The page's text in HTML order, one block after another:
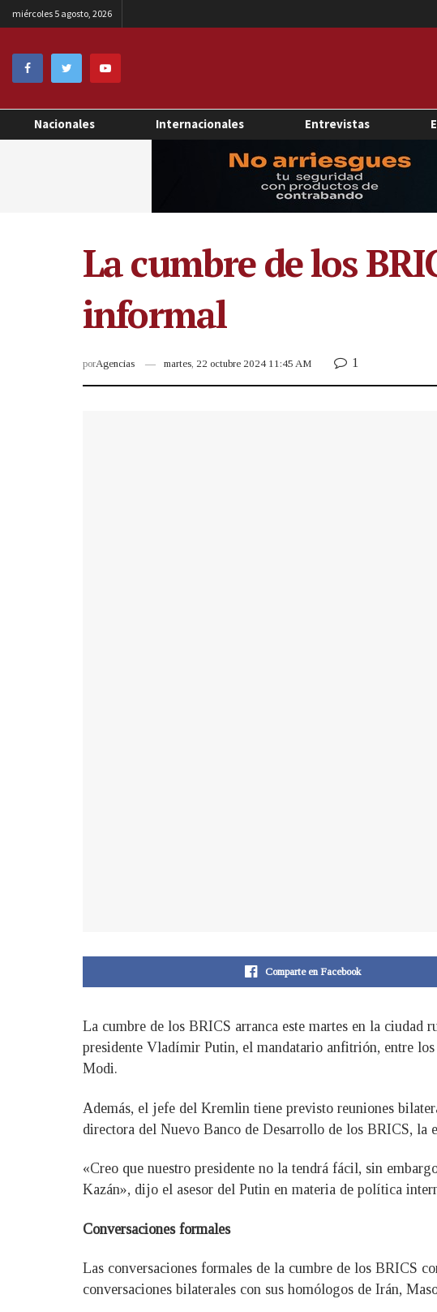
miércoles 5 agosto, 2026
Nacionales Internacionales Entrevistas
La cumbre de los
informal
porAgencias martes, 22 octubre 2024 11:45 AM 1
Comparte en Facebook
La cumbre de los BRICS arranca este martes en la ciudad
presidente Vladímir Putin, el mandatario anfitrión, entre
Modi.
Además, el jefe del Kremlin tiene previsto reuniones
directora del Nuevo Banco de Desarrollo de los BRICS, la
«Creo que nuestro presidente no la tendrá fácil, sin
Kazán», dijo el asesor del Putin en materia de política
Conversaciones formales
Las conversaciones formales de la cumbre de los BRICS
conversaciones bilaterales con sus homólogos de Irán,